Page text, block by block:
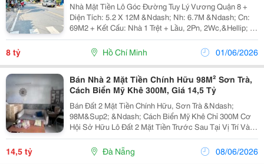
Nhà Mặt Tiền Lô Góc Đường Tuy Lý Vương Quận 8 +
Diện Tích: 5.2 X 12M &Ndash; Nh: 6.7M &Ndash; Cn:
69M2 + Kết Cấu: Nhà 1 Trệt + Lầu, 2Pn, 2Wc,&Hellip; +
Vị Trí: Nằm Lô Góc 2 Mặt Tiền Thông Thoáng, Thích
Hợp Kinh Doanh Đa Ngành, Gần Bến Bình...
8 tỷ Hồ Chí Minh 01/06/2026
Bán Nhà 2 Mặt Tiền Chính Hữu 98M² Sơn Trà,
Cách Biển Mỹ Khê 300M, Giá 14,5 Tỷ
Bán Đất 2 Mặt Tiền Chính Hữu, Sơn Trà &Ndash;
98M&Sup2; &Ndash; Cách Biển Mỹ Khê Chỉ 300M Cơ
Hội Sở Hữu Lô Đất 2 Mặt Tiền Trước Sau Tại Vị Trí Vàng
Quận Sơn Trà, Ngay Ngã Tư Chính Hữu &Ndash;
Nguyễn Công Trứ, Khu Vực Kinh Doanh Sầm Uất, Tập
Trung...
14,5 tỷ Đà Nẵng 08/06/2026